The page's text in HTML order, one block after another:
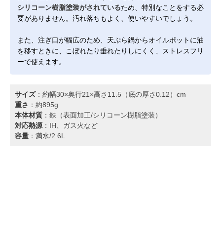
シリコーン樹脂塗装がされているため、特別なことをする必
要がありません。汚れ落ちもよく、使いやすいでしょう。
また、注ぎ口が幅広のため、天ぷら鍋からオイルポットに油
を移すときに、こぼれたり垂れたりしにくく、ストレスフリ
ーで使えます。
サイズ：約幅30×奥行21×高さ11.5（底の厚さ0.12）cm
重さ ：約895g
本体材質 ：鉄（表面加工/シリコーン樹脂塗装）
対応熱源 ：IH、ガス火など
容量 ：満水/2.6L